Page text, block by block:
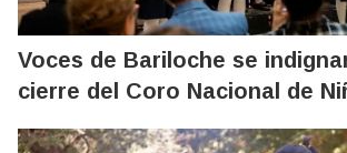
Voces de Bariloche se
cierre del Coro Nacional de